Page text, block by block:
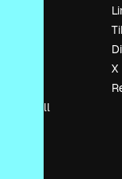
innehåll
X